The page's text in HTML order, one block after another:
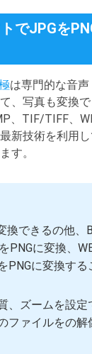
でJPGを
は専門的な音
、写真も変換
、TIF/TIFF、
新技術を利用
す。
換できるの他、
PNGに変換、
PNGに変換する
、ズームを設定
ファイルをの解